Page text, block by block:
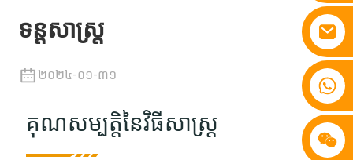
ទន្តសាស្ត្រ
២០២៤-០១-៣១
គុណសម្បត្តិនៃវិធីសាស្ត្រ